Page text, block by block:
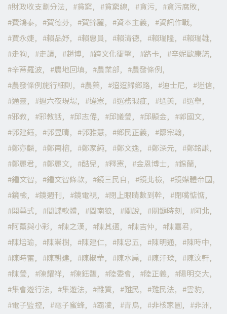
財政收支劃分法
貧窮 貧窮線 貪污
貪污腐敗
費鴻泰
賀德芬 賀錦麗 資本主義
資訊作戰
賈永婕
賴品妤 賴惠員 賴清德 賴瑞隆
賴瑞雄
走狗
走讀 趙博 跨文化衝擊 路卡
辛妮歐康諾
辛蒂羅波
農地回填 農業部
農發條例
農發條例施行細則
農藥 迢迢歸鄉路 迪士尼
迷信
通靈
週六夜現場 違憲 選務瑕疵 選美
選舉
邪教
邪教話 邱志偉 邱議瑩 邱顯金
郭國文
郭建鈺
郭昱晴 郭雅慧 鄉民正義
鄒宗翰
鄭亦麟
鄭南榕 鄭家純 鄭文逸 鄭深元
鄭銘謙
鄭麗君
鄭麗文 酷兒 釋憲 金恩博士
錫蘭
鍾文智
鍾文智條款 鏡三民自 鏡北檢
鏡媒體帝國
鏡檢
鏡週刊 鏡電視 閉上眼睛數到幹
閉嘴惦惦
開幕式
間諜軟體 閩南狼 關說 關鍵時刻
阿北
阿薰與小彩
陳之漢 陳其邁 陳吉仲
陳嘉君
陳培瑜
陳崇樹 陳建仁 陳忠五 陳明通
陳時中
陳時奮
陳朝建 陳椒華 陳水扁 陳汘瑈
陳汶軒
陳瑩
陳耀祥 陳鈺馥 陸委會 陸正義
陽明交大
集會遊行法
集遊法 雜質 難民 難民法
雲豹
電子監控
電子蜜蜂 霸凌 青鳥 非核家園 非洲